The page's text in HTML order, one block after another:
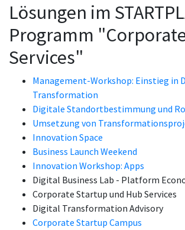
Lösungen im
Programm
Services"
Management-Workshop: Einstieg in
Transformation
Digitale Standortbestimmung und
Umsetzung von
Innovation Space
Business Launch Weekend
Innovation Workshop: Apps
Digital Business Lab - Platform
Corporate Startup und Hub Services
Digital Transformation Advisory
Corporate Startup Campus